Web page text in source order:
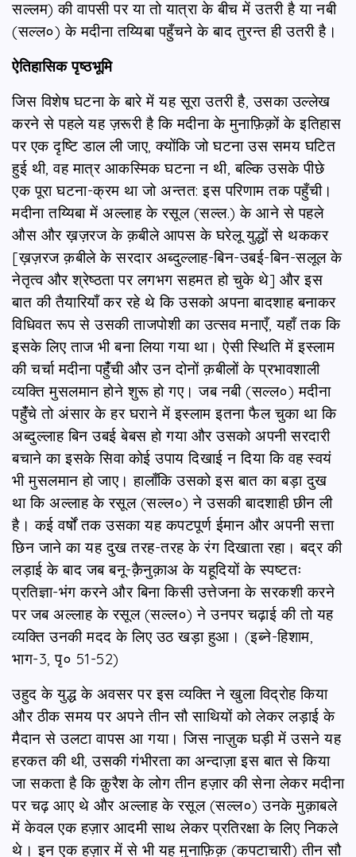
सल्लम) की वापसी पर या तो यात्रा के बीच में उतरी है या नबी
(सल्ल०) के मदीना तय्यिबा पहुँचने के बाद तुरन्त ही उतरी है।
ऐतिहासिक पृष्ठभूमि
जिस विशेष घटना के बारे में यह सूरा उतरी है, उसका उल्लेख
करने से पहले यह ज़रूरी है कि मदीना के मुनाफ़िक़ों के इतिहास
पर एक दृष्टि डाल ली जाए, क्योंकि जो घटना उस समय घटित
हुई थी, वह मात्र आकस्मिक घटना न थी, बल्कि उसके पीछे
एक पूरा घटना-क्रम था जो अन्तत: इस परिणाम तक पहुँची।
मदीना तय्यिबा में अल्लाह के रसूल (सल्ल.) के आने से पहले
औस और ख़ज़रज के क़बीले आपस के घरेलू युद्धों से थककर
[ख़ज़रज क़बीले के सरदार अब्दुल्लाह-बिन-उबई-बिन-सलूल के
नेतृत्व और श्रेष्ठता पर लगभग सहमत हो चुके थे] और इस
बात की तैयारियाँ कर रहे थे कि उसको अपना बादशाह बनाकर
विधिवत रूप से उसकी ताजपोशी का उत्सव मनाएँ, यहाँ तक कि
इसके लिए ताज भी बना लिया गया था। ऐसी स्थिति में इस्लाम
की चर्चा मदीना पहुंँची और उन दोनों क़बीलों के प्रभावशाली
व्यक्ति मुसलमान होने शुरू हो गए। जब नबी (सल्ल०) मदीना
पहुंँचे तो अंसार के हर घराने में इस्लाम इतना फैल चुका था कि
अब्दुल्लाह बिन उबई बेबस हो गया और उसको अपनी सरदारी
बचाने का इसके सिवा कोई उपाय दिखाई न दिया कि वह स्वयं
भी मुसलमान हो जाए। हालाँकि उसको इस बात का बड़ा दुख
था कि अल्लाह के रसूल (सल्ल०) ने उसकी बादशाही छीन ली
है। कई वर्षों तक उसका यह कपटपूर्ण ईमान और अपनी सत्ता
छिन जाने का यह दुख तरह-तरह के रंग दिखाता रहा। बद्र की
लड़ाई के बाद जब बनू-क़ैनुक़ाअ के यहूदियों के स्पष्टतः
प्रतिज्ञा-भंग करने और बिना किसी उत्तेजना के सरकशी करने
पर जब अल्लाह के रसूल (सल्ल०) ने उनपर चढ़ाई की तो यह
व्यक्ति उनकी मदद के लिए उठ खड़ा हुआ। (इब्‍ने-हिशाम,
भाग-3, पृ० 51-52)
उहुद के युद्ध के अवसर पर इस व्यक्ति ने खुला विद्रोह किया
और ठीक समय पर अपने तीन सौ साथियों को लेकर लड़ाई के
मैदान से उलटा वापस आ गया। जिस नाज़ुक घड़ी में उसने यह
हरकत की थी, उसकी गंभीरता का अन्दाज़ा इस बात से किया
जा सकता है कि क़ुरैश के लोग तीन हज़ार की सेना लेकर मदीना
पर चढ़ आए थे और अल्लाह के रसूल (सल्ल०) उनके मुक़ाबले
में केवल एक हज़ार आदमी साथ लेकर प्रतिरक्षा के लिए निकले
थे। इन एक हज़ार में से भी यह मुनाफ़िक़ (कपटाचारी) तीन सौ